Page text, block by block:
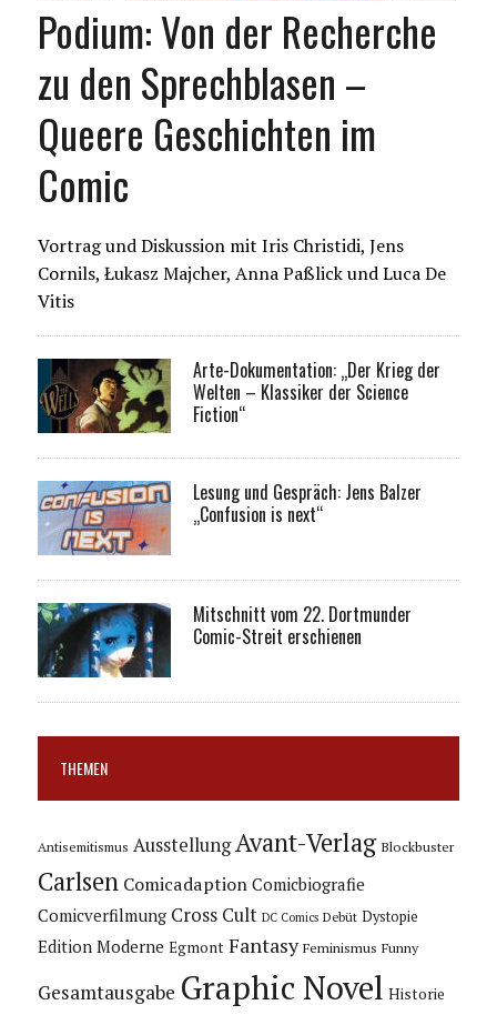
Podium: Von der Recherche
zu den Sprechblasen –
Queere Geschichten im
Comic
Vortrag und Diskussion mit Iris Christidi, Jens
Cornils, Łukasz Majcher, Anna Paßlick und Luca De
Vitis
Arte-Dokumentation: „Der Krieg der
Welten – Klassiker der Science
Fiction“
Lesung und Gespräch: Jens Balzer
„Confusion is next“
Mitschnitt vom 22. Dortmunder
Comic-Streit erschienen
THEMEN
Antisemitismus Ausstellung Avant-Verlag Blockbuster
Carlsen Comicadaption Comicbiografie
Comicverfilmung Cross Cult DC Comics Debüt Dystopie
Edition Moderne Egmont Fantasy Feminismus Funny
Gesamtausgabe Graphic Novel Historie